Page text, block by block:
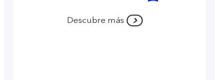
Descubre más